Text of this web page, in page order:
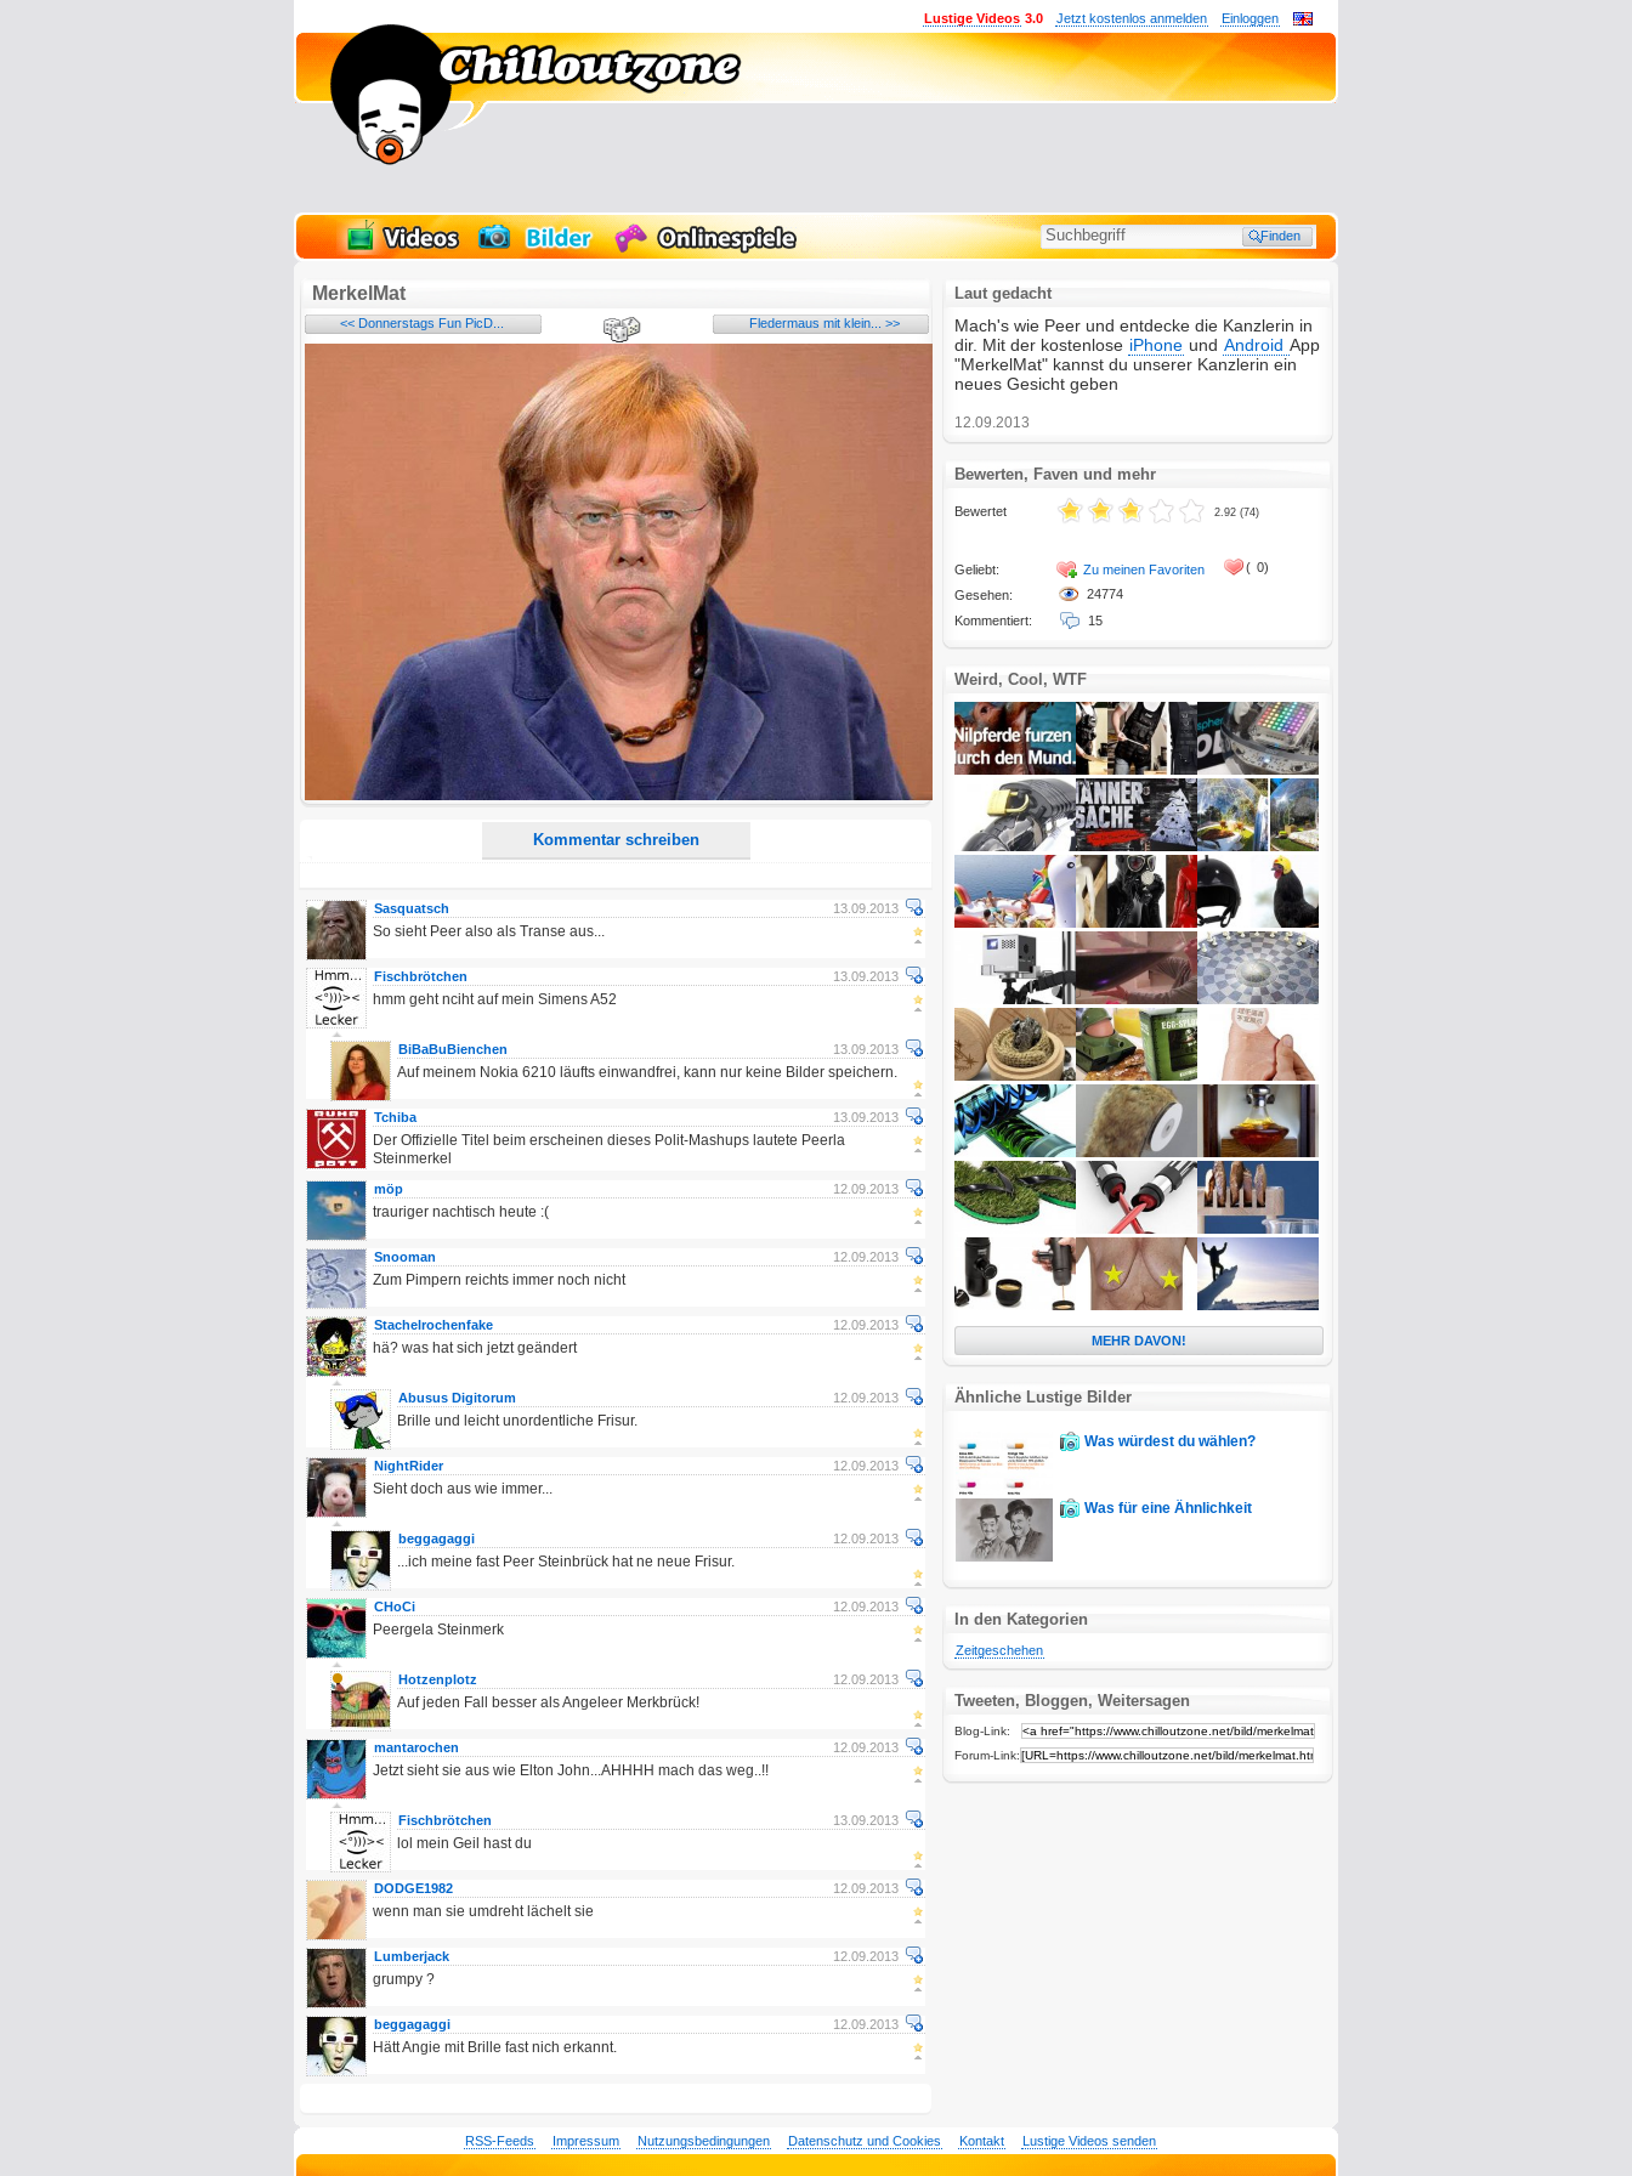
Einloggen
Jetzt kostenlos anmelden
Lustige Videos 3.0
MerkelMat
<< Donnerstags Fun PicD... Fledermaus mit klein... >>
Kommentar schreiben
Alle HTML-Tags außer <br>, <strike> und <i> werden aus Deinem Kommentar entfernt.
URLs werden automatisch umgewandelt. Bitte verwende "www." oder "http://" in URLs
Ich möchte eine E-Mail, wenn zu meinem Kommentar Antworten erscheinen.
Ich möchte eine E-Mail, wenn auf dieser Seite weitere Kommentare erscheinen.
13.09.2013
Sasquatsch
So sieht Peer also als Transe aus...
13.09.2013
Fischbrötchen
hmm geht nciht auf mein Simens A52
13.09.2013
BiBaBuBienchen
Auf meinem Nokia 6210 läufts einwandfrei, kann nur keine Bilder speichern.
13.09.2013
Tchiba
Der Offizielle Titel beim erscheinen dieses Polit-Mashups lautete Peerla
Steinmerkel
12.09.2013
möp
trauriger nachtisch heute :(
12.09.2013
Snooman
Zum Pimpern reichts immer noch nicht
12.09.2013
Stachelrochenfake
hä? was hat sich jetzt geändert
12.09.2013
Abusus Digitorum
Brille und leicht unordentliche Frisur.
12.09.2013
NightRider
Sieht doch aus wie immer...
12.09.2013
beggagaggi
...ich meine fast Peer Steinbrück hat ne neue Frisur.
12.09.2013
CHoCi
Peergela Steinmerk
12.09.2013
Hotzenplotz
Auf jeden Fall besser als Angeleer Merkbrück!
12.09.2013
mantarochen
Jetzt sieht sie aus wie Elton John...AHHHH mach das weg..!!
13.09.2013
Fischbrötchen
lol mein Geil hast du
12.09.2013
DODGE1982
wenn man sie umdreht lächelt sie
12.09.2013
Lumberjack
grumpy ?
12.09.2013
beggagaggi
Hätt Angie mit Brille fast nich erkannt.
Laut gedacht
Mach's wie Peer und entdecke die Kanzlerin in
dir. Mit der kostenlose iPhone und Android App
"MerkelMat" kannst du unserer Kanzlerin ein
neues Gesicht geben
12.09.2013
Bewerten, Faven und mehr
Bewertet
Geliebt:
Gesehen:
Kommentiert:
2.92 (74)
Zu meinen Favoriten
24774
15
( 0)
Weird, Cool, WTF
MEHR DAVON!
Ähnliche Lustige Bilder
Was würdest du wählen?
Was für eine Ähnlichkeit
In den Kategorien
Zeitgeschehen
Tweeten, Bloggen, Weitersagen
Blog-Link:
Forum-Link:
RSS-Feeds Impressum Nutzungsbedingungen Datenschutz und Cookies Kontakt Lustige Videos senden